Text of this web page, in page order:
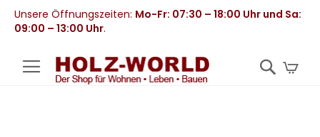
Unsere Öffnungszeiten: Mo-Fr: 07:30 – 18:00 Uhr und Sa:
09:00 – 13:00 Uhr.